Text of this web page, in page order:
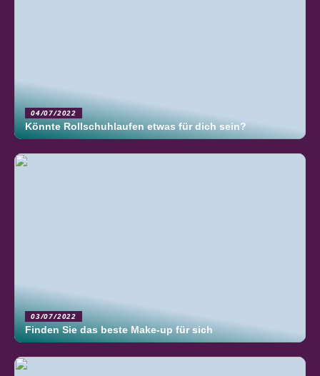
04/07/2022
Könnte Rollschuhlaufen etwas für dich sein?
03/07/2022
Finden Sie das beste Make-up für sich